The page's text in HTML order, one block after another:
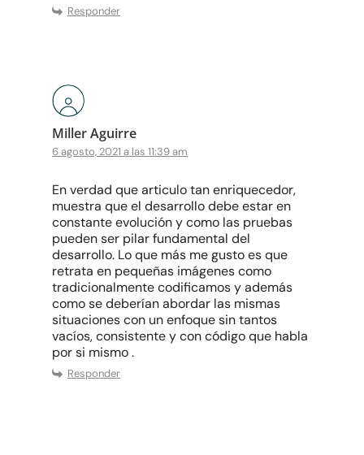
Responder
Miller Aguirre
6 agosto, 2021 a las 11:39 am
En verdad que articulo tan enriquecedor,
muestra que el desarrollo debe estar en
constante evolución y como las pruebas
pueden ser pilar fundamental del
desarrollo. Lo que más me gusto es que
retrata en pequeñas imágenes como
tradicionalmente codificamos y además
como se deberían abordar las mismas
situaciones con un enfoque sin tantos
vacíos, consistente y con código que habla
por si mismo .
Responder